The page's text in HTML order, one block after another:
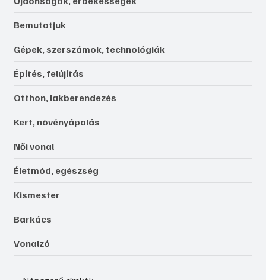
Bemutatjuk
Gépek, szerszámok, technológiák
Építés, felújítás
Otthon, lakberendezés
Kert, növényápolás
Női vonal
Életmód, egészség
Kismester
Barkács
Vonalzó